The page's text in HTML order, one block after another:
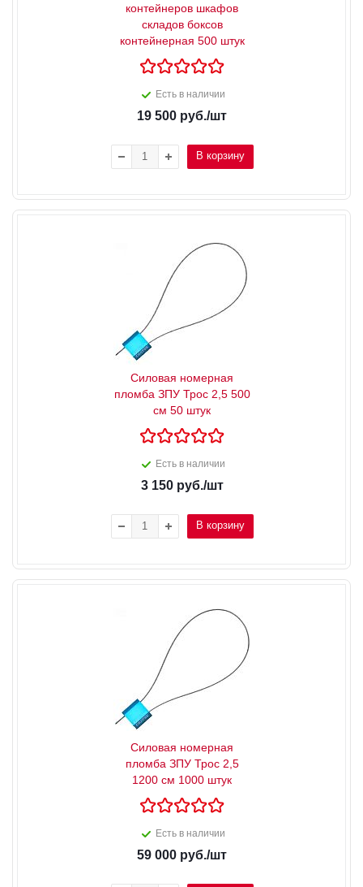
контейнеров шкафов
складов боксов
контейнерная 500 штук
Есть в наличии
19 500 руб./шт
В корзину
Силовая номерная
пломба ЗПУ Трос 2,5 500
см 50 штук
Есть в наличии
3 150руб./шт
В корзину
Силовая номерная
пломба ЗПУ Трос 2,5
1200 см 1000 штук
Есть в наличии
59 000 руб./шт